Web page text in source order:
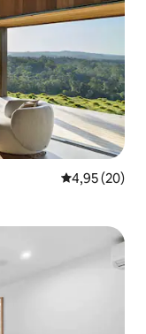
4,95 de uma
4,95 (20)